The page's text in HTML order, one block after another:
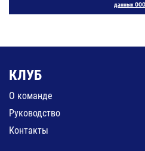
данных
КЛУБ
О команде
Руководство
Контакты